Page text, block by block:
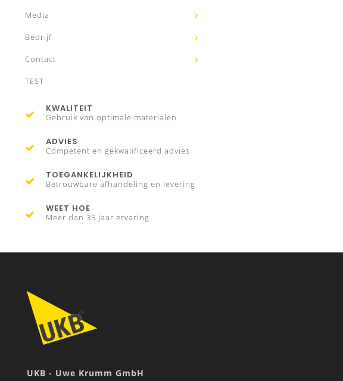
Media
Bedrijf
Contact
TEST
KWALITEIT
Gebruik van optimale materialen
ADVIES
Competent en gekwalificeerd advies
TOEGANKELIJKHEID
Betrouwbare afhandeling en levering
WEET HOE
Meer dan 35 jaar ervaring
UKB - Uwe Krumm GmbH